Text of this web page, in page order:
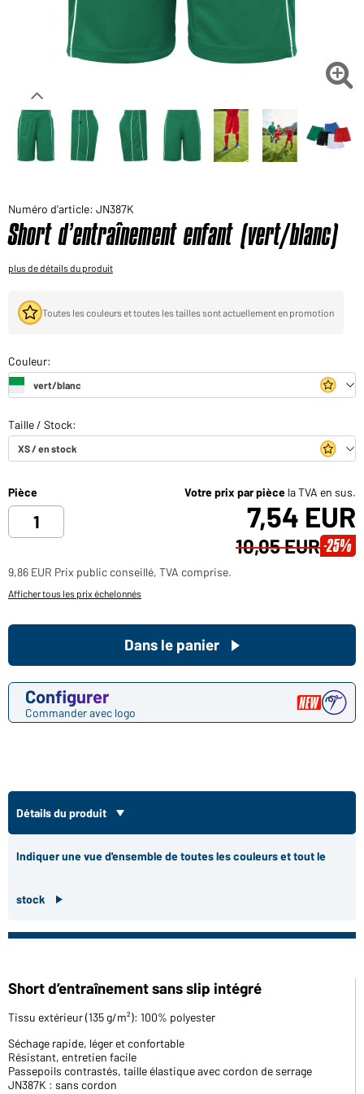
Voudriez-vous acheter des produits pour votre besoin
Chemin d'accès au shop des clients finaux 
Numéro d'article: JN387K
Short d’entraînement enfant (vert/blanc)
plus de détails du produit
Toutes les couleurs et toutes les tailles sont actuellement en promotion
Pièce Votre prix par pièce la TVA en sus.
7,54 EUR
10,05 EUR -25%
9,86 EUR Prix public conseillé, TVA comprise.
Afficher tous les prix échelonnés
Configurer
Commander avec logo
Dans le panier
Détails du produit
Indiquer une vue d'ensemble de toutes les couleurs et tout le
stock
Short d’entraînement sans slip intégré
Tissu extérieur (135 g/m²): 100% polyester
Séchage rapide, léger et confortable
Résistant, entretien facile
Passepoils contrastés, taille élastique avec cordon de serrage
JN387K : sans cordon